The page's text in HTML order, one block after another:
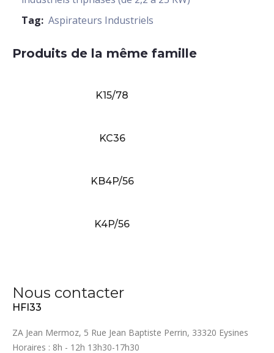
Tag: Aspirateurs Industriels
Produits de la même famille
K15/78
KC36
KB4P/56
K4P/56
Nous contacter
HFI33
ZA Jean Mermoz, 5 Rue Jean Baptiste Perrin, 33320 Eysines
Horaires : 8h - 12h 13h30-17h30